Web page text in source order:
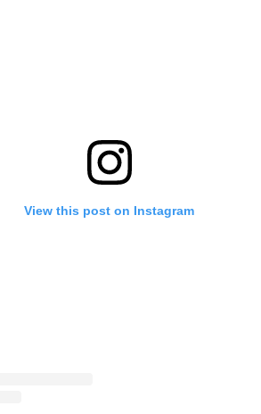
View this post on Instagram